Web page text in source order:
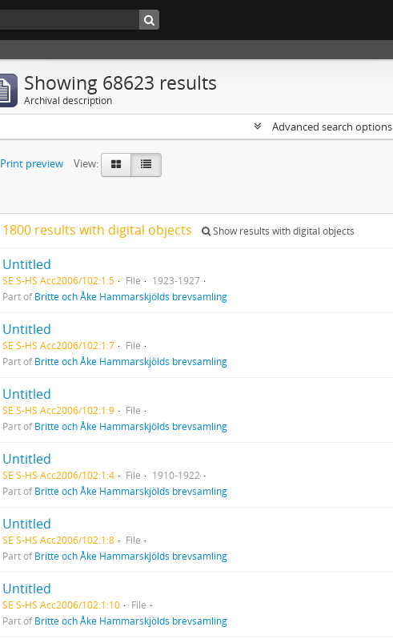
Showing 68623 results
Archival description
Advanced search options
Print preview
View:
1800 results with digital objects Show results with digital objects
Untitled
SE S-HS Acc2006/102:1:5 File
1923-1927
Part ofBritte och Åke Hammarskjölds brevsamling
Untitled
SE S-HS Acc2006/102:1:7
File
Part ofBritte och Åke Hammarskjölds brevsamling
Untitled
SE S-HS Acc2006/102:1:9
File
Part ofBritte och Åke Hammarskjölds brevsamling
Untitled
SE S-HS Acc2006/102:1:4 File
1910-1922
Part ofBritte och Åke Hammarskjölds brevsamling
Untitled
SE S-HS Acc2006/102:1:8
File
Part ofBritte och Åke Hammarskjölds brevsamling
Untitled
SE S-HS Acc2006/102:1:10
File
Part ofBritte och Åke Hammarskjölds brevsamling